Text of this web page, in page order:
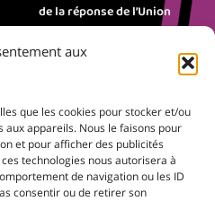
aux
que les cookies pour stocker et/ou
appareils. Nous le faisons pour
et pour afficher des publicités
technologies nous autorisera à
de navigation ou les ID
consentir ou de retirer son
de la réponse de l’Union
COVID-19. L’Europe s’engage à La
sociaux :
© 2026 Z’EMBAL – ON VA